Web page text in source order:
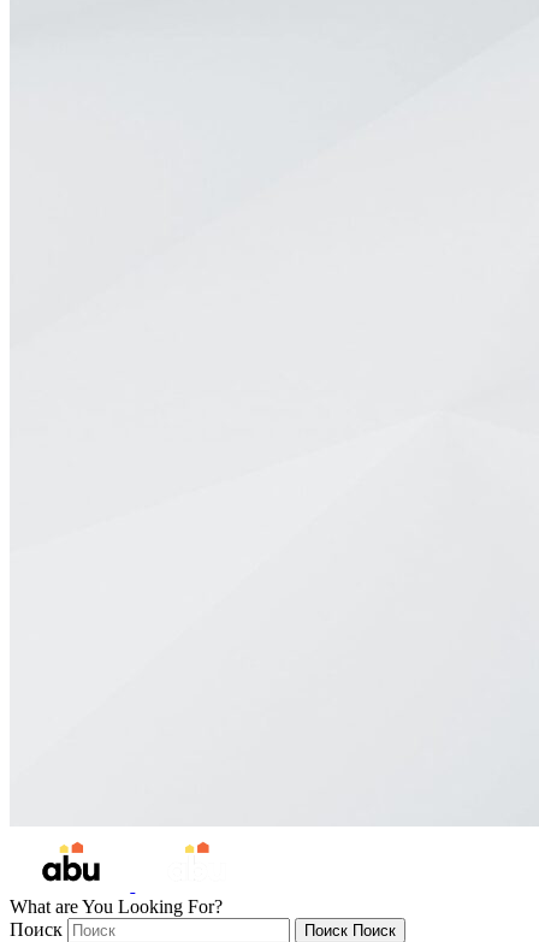
What are You Looking For?
Поиск
Поиск Поиск